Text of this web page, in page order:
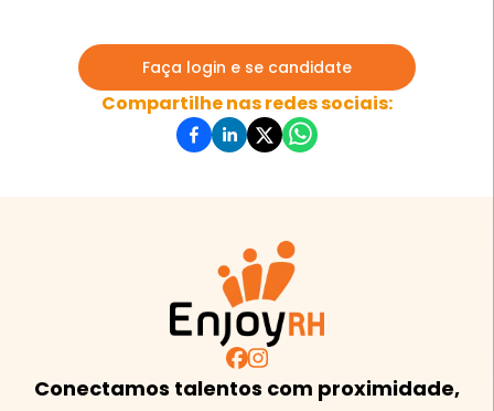
Faça login e se candidate
Compartilhe nas redes sociais:
Conectamos talentos com proximidade,